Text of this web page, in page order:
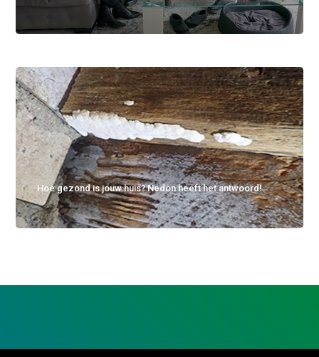
Hoe gezond is jouw huis? Nedon heeft het antwoord!